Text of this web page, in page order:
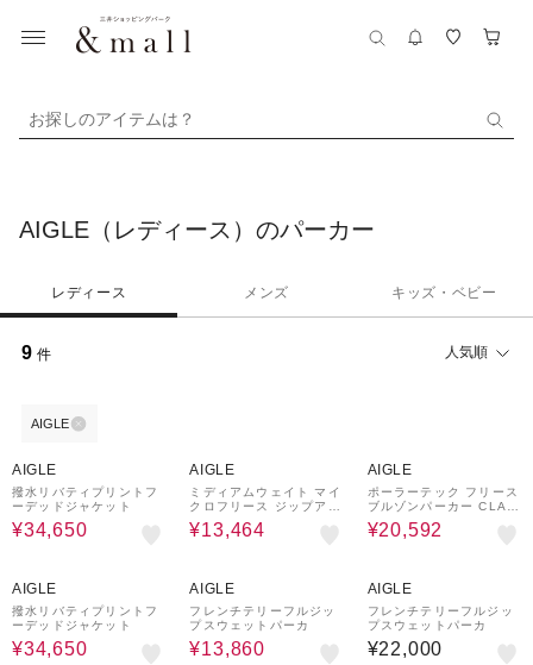
お探しのアイテムは？
AIGLE（レディース）のパーカー
レディース メンズ キッズ・ベビー
9 件 人気順
AIGLE
AIGLE
撥水リバティプリントフ
ーデッドジャケット
¥34,650
AIGLE
ミディアムウェイト マイ
クロフリース ジップアッ
プフーディ ジャケット
¥13,464
AIGLE
ポーラーテック フリース
ブルゾンパーカー CLAS
SIC 300
¥20,592
AIGLE
撥水リバティプリントフ
ーデッドジャケット
¥34,650
AIGLE
フレンチテリーフルジッ
プスウェットパーカ
¥13,860
AIGLE
フレンチテリーフルジッ
プスウェットパーカ
¥22,000